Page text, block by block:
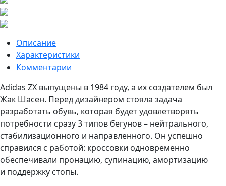
Описание
Характеристики
Комментарии
Adidas ZX выпущены в 1984 году, а их создателем был
Жак Шасен. Перед дизайнером стояла задача
разработать обувь, которая будет удовлетворять
потребности сразу 3 типов бегунов – нейтрального,
стабилизационного и направленного. Он успешно
справился с работой: кроссовки одновременно
обеспечивали пронацию, супинацию, амортизацию
и поддержку стопы.